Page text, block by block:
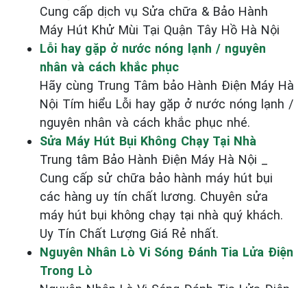
Cung cấp dịch vụ Sửa chữa & Bảo Hành
Máy Hút Khử Mùi Tại Quận Tây Hồ Hà Nội
Lỗi hay gặp ở nước nóng lạnh / nguyên
nhân và cách khắc phục
Hãy cùng Trung Tâm bảo Hành Điện Máy Hà
Nội Tím hiểu Lỗi hay gặp ở nước nóng lạnh /
nguyên nhân và cách khắc phục nhé.
Sửa Máy Hút Bụi Không Chạy Tại Nhà
Trung tâm Bảo Hành Điện Máy Hà Nội _
Cung cấp sử chữa bảo hành máy hút bụi
các hàng uy tín chất lương. Chuyên sửa
máy hút bụi không chạy tại nhà quý khách.
Uy Tín Chất Lượng Giá Rẻ nhất.
Nguyên Nhân Lò Vi Sóng Đánh Tia Lửa Điện
Trong Lò